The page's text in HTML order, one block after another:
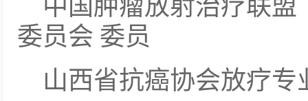
中国肿瘤放射治疗联盟
委员会 委员
山西省抗癌协会放疗专